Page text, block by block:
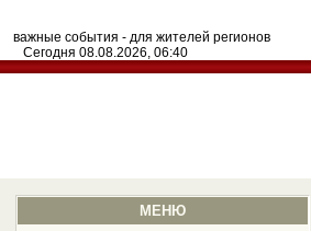
важные события - для жителей регионов
Сегодня 08.08.2026, 06:40
МЕНЮ